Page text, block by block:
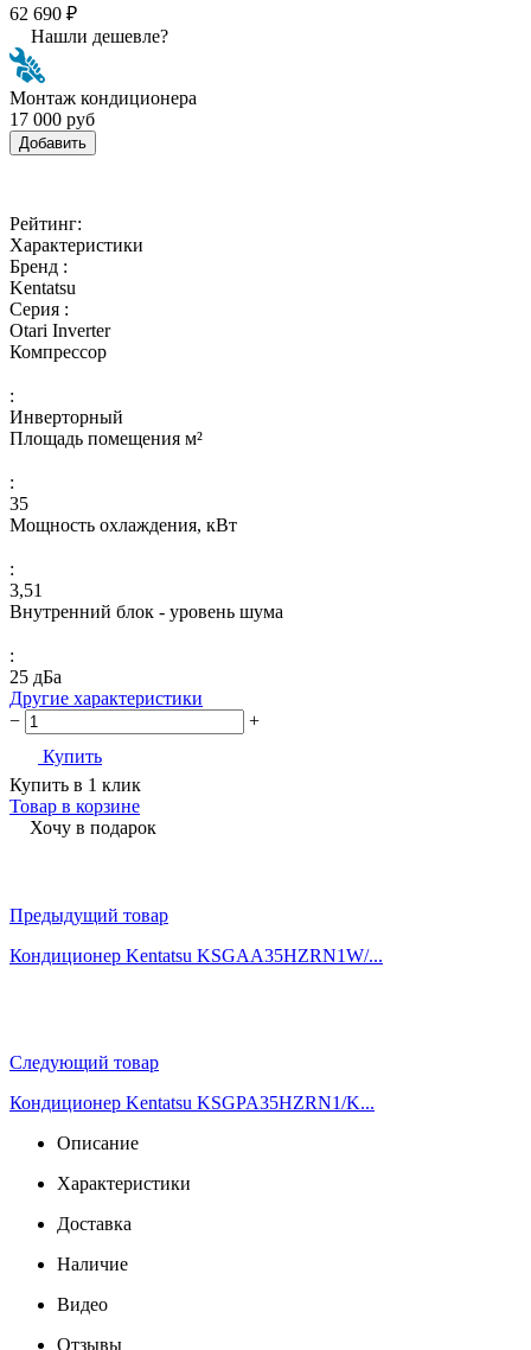
62 690 ₽
Нашли дешевле?
Монтаж кондиционера
17 000 руб
Добавить
Рейтинг:
Характеристики
Бренд :
Kentatsu
Серия :
Otari Inverter
Компрессор
:
Инверторный
Площадь помещения м²
:
35
Мощность охлаждения, кВт
:
3,51
Внутренний блок - уровень шума
:
25 дБа
Другие характеристики
−
+
Купить
Купить в 1 клик
Товар в корзине
Хочу в подарок
Предыдущий товар
Кондиционер Kentatsu KSGAA35HZRN1W/...
Следующий товар
Кондиционер Kentatsu KSGPA35HZRN1/K...
Описание
Характеристики
Доставка
Наличие
Видео
Отзывы